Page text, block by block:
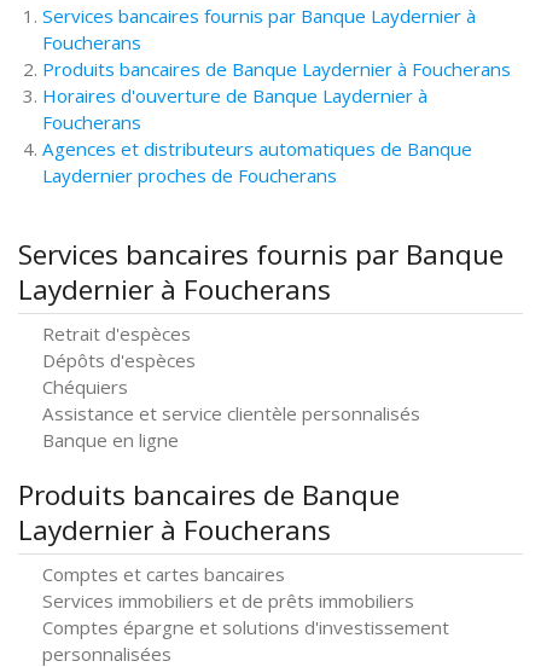
Services bancaires fournis par Banque Laydernier à
Foucherans
Produits bancaires de Banque Laydernier à Foucherans
Horaires d'ouverture de Banque Laydernier à
Foucherans
Agences et distributeurs automatiques de Banque
Laydernier proches de Foucherans
Services bancaires fournis par Banque
Laydernier à Foucherans
Retrait d'espèces
Dépôts d'espèces
Chéquiers
Assistance et service clientèle personnalisés
Banque en ligne
Produits bancaires de Banque
Laydernier à Foucherans
Comptes et cartes bancaires
Services immobiliers et de prêts immobiliers
Comptes épargne et solutions d'investissement
personnalisées